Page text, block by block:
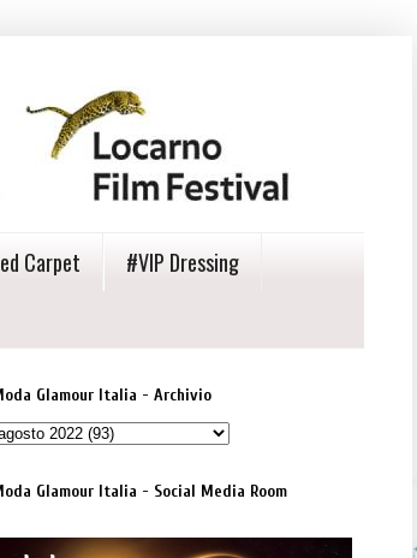
Carpet
#VIP Dressing
Glamour Italia - Archivio
Glamour Italia - Social Media Room